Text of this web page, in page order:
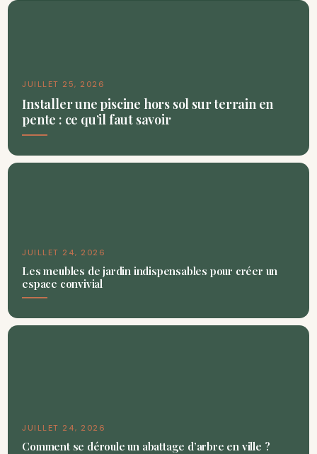
JUILLET 25, 2026
Installer une piscine hors sol sur terrain en
pente : ce qu’il faut savoir
JUILLET 24, 2026
Les meubles de jardin indispensables pour créer un
espace convivial
JUILLET 24, 2026
Comment se déroule un abattage d’arbre en ville ?